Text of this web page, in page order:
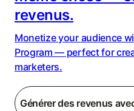
revenus.
Monetize your audience
Program — perfect for
marketers.
Générer des revenus